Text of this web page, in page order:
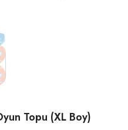
Topu (XL Boy)